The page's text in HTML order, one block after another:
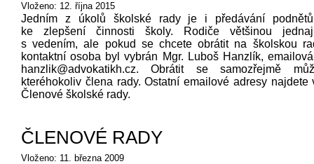
Vloženo: 12. října 2015
Jedním z úkolů školské rady je i předávání
ke zlepšení činnosti školy. Rodiče většinou
s vedením, ale pokud se chcete obrátit na školskou
kontaktní osoba byl vybrán Mgr. Luboš Hanzlík,
hanzlik@advokatikh.cz. Obrátit se samozřejmě
kteréhokoliv člena rady. Ostatní emailové adresy najdete
Členové školské rady.
ČLENOVÉ RADY
Vloženo: 11. března 2009